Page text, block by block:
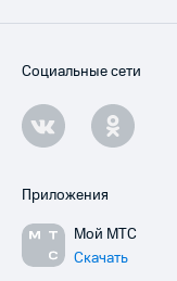
Социальные сети
Приложения
Мой МТС
Скачать